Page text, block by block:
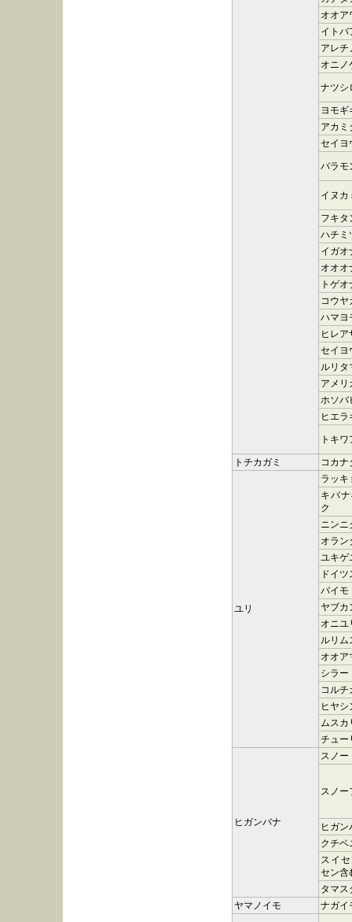
オオア
イトバ
アレチ
オニノ
ナツシ
ヨモギ
アカミ
セイヨ
バラモ
イヌカ
フキタ
ハチミ
イガオ
オオオ
トゲ
コウヤ
ハマヨ
ヒレア
セイヨ
ルリタ
アメリ
ホソバ
ヒエ
トキ
トチカガミ コカナ
ユリ
ラッキ
キバ
ク
ニンニ
オラン
ユキゲ
ドイ
バイモ
ヤブカ
オニユ
ルリム
オオア
シラー
コルチ
ヒヤシ
ムスカ
チュー
ヒガンバナ
スノー
スノー
ヒガン
クチベ
スイ
セン含
タマス
ヤマノイモ
ナガイ